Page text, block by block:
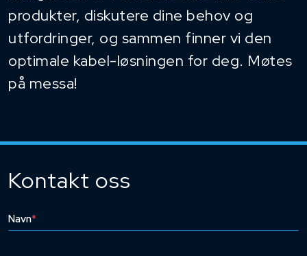
produkter, diskutere dine behov og
utfordringer, og sammen finner vi den
optimale kabel-løsningen for deg. Møtes
på messa!
Kontakt oss
Navn*